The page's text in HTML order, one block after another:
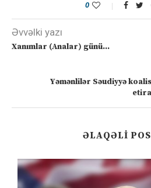
0
Əvvəlki yazı
Xanımlar (Analar) günü…
Yəmənlilər Səudiyyə
ƏLAQƏLI